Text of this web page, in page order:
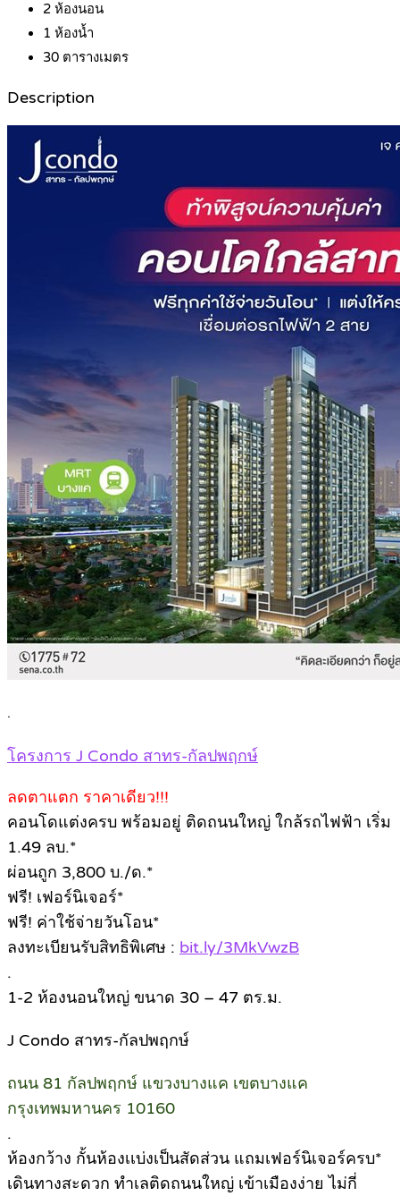
2 ห้องนอน
1 ห้องน้ำ
30 ตารางเมตร
Description
.
โครงการ J Condo สาทร-กัลปพฤกษ์
ลดตาแตก ราคาเดียว!!!
คอนโดแต่งครบ พร้อมอยู่ ติดถนนใหญ่ ใกล้รถไฟฟ้า เริ่ม
1.49 ลบ.*
ผ่อนถูก 3,800 บ./ด.*
ฟรี! เฟอร์นิเจอร์*
ฟรี! ค่าใช้จ่ายวันโอน*
ลงทะเบียนรับสิทธิพิเศษ : bit.ly/3MkVwzB
.
1-2 ห้องนอนใหญ่ ขนาด 30 – 47 ตร.ม.
J Condo สาทร-กัลปพฤกษ์
ถนน 81 กัลปพฤกษ์ แขวงบางแค เขตบางแค
กรุงเทพมหานคร 10160
.
ห้องกว้าง กั้นห้องเเบ่งเป็นสัดส่วน แถมเฟอร์นิเจอร์ครบ*
เดินทางสะดวก ทำเลติดถนนใหญ่ เข้าเมืองง่าย ไม่กี่